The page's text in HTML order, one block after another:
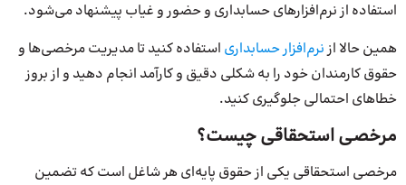
استفاده از نرم‌افزارهای حسابداری و حضور و غیاب پیشنهاد می‌شود.
همین حالا ازنرم‌افزار حسابداری استفاده کنید تا مدیریت مرخصی‌ها و
حقوق کارمندان خود را به شکلی دقیق و کارآمد انجام دهید و از بروز
خطاهای احتمالی جلوگیری کنید.
مرخصی استحقاقی چیست؟
مرخصی استحقاقی یکی از حقوق پایه‌ای هر شاغل است که تضمین